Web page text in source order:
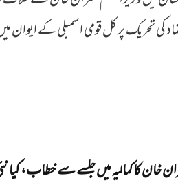
کی تحریک پر کل قومی اسمبلی کے
خان کا کمالیہ میں جلسے سے خطاب، کیا